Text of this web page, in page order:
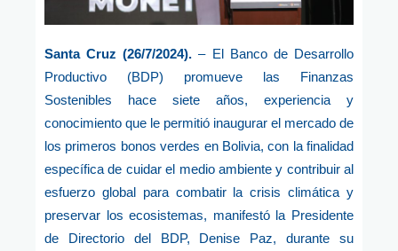
Santa Cruz (26/7/2024).– El Banco de Desarrollo
Productivo (BDP) promueve las Finanzas
Sostenibles hace siete años, experiencia y
conocimiento que le permitió inaugurar el mercado de
los primeros bonos verdes en Bolivia, con la finalidad
específica de cuidar el medio ambiente y contribuir al
esfuerzo global para combatir la crisis climática y
preservar los ecosistemas, manifestó la Presidente
de Directorio del BDP, Denise Paz, durante su